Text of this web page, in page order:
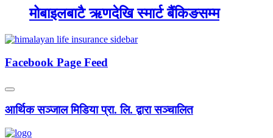
मोबाइलबाटै ऋणदेखि स्मार्ट बैंकिङसम्म
Facebook Page Feed
आर्थिक सञ्जाल मिडिया प्रा. लि. द्वारा सञ्चालित